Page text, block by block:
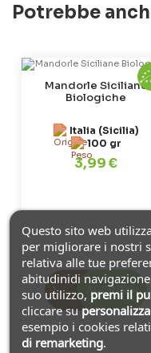
Potrebbe
Mandorle Siciliane
Biologiche
Italia (Sicilia)
100 gr
3,99 €
AGGIUNGI
Questo sito web
per migliorare i nostri
relativa alle tue
abitudinidi
suo utilizzo, premi il
cliccare su
esempio i cookies
di remarketing.